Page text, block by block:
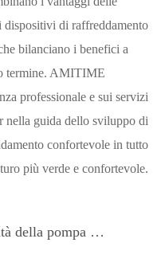
dispositivi di raffreddamento
bilanciano i benefici a
termine. AMITIME
professionale e sui servizi
nella guida dello sviluppo di
confortevole in tutto
più verde e confortevole.
della pompa di
da 30kW